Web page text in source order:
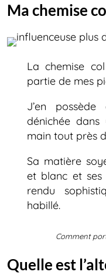
Ma chemise
La chemise
partie de mes
J’en
dénichée
main tout près
Sa matière
et blanc et
rendu
habillé.
Comment
Quelle est